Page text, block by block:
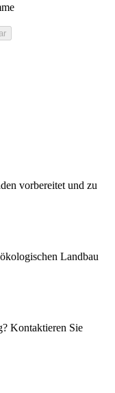
vorbereitet und zu
Landbau
Kontaktieren Sie